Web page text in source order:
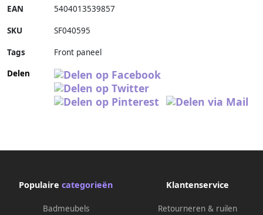
EAN 5404013539857
SKU SF040595
Tags
Front paneel
Delen
Populaire categorieën
Badmeubels
Klantenservice
Retourneren & ruilen